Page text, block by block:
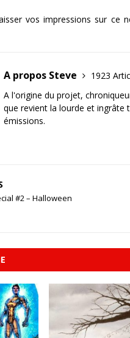
vos impressions sur ce
A propos Steve
1923
A l'origine du projet,
que revient la lourde et ingrâte
émissions.
#2 – Halloween